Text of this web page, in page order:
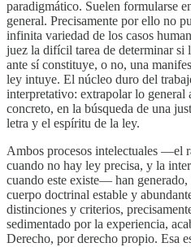
paradigmático. Suelen formularse
general. Precisamente por ello no
infinita variedad de los casos
juez la difícil tarea de determinar si
ante sí constituye, o no, una
ley intuye. El núcleo duro del
interpretativo: extrapolar lo general
concreto, en la búsqueda de una
letra y el espíritu de la ley.
Ambos procesos intelectuales —el
cuando no hay ley precisa, y la
cuando este existe— han
cuerpo doctrinal estable y
distinciones y criterios,
sedimentado por la experiencia,
Derecho, por derecho propio. Esa